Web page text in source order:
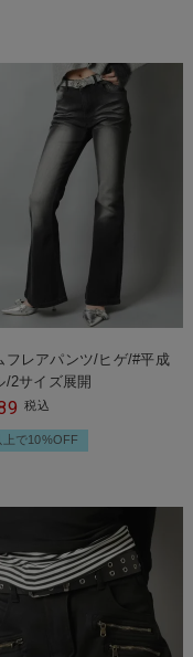
フレアパンツ/ヒゲ/#平成
/2サイズ展開
税込
上で10%OFF